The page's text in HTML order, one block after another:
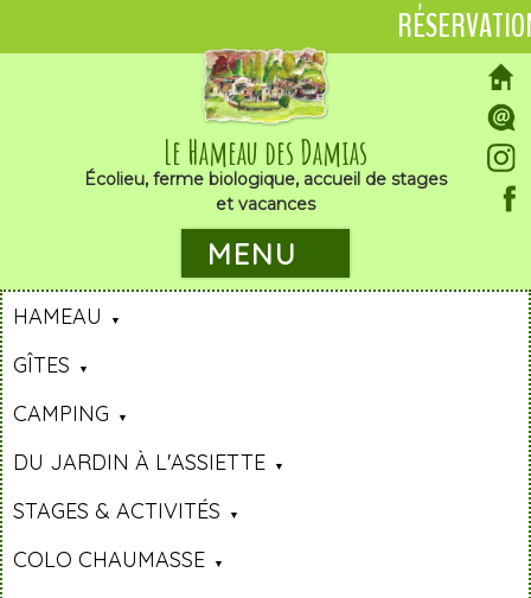
Le Hameau des Damias
Écolieu, ferme biologique, accueil de stages
et vacances
MENU
HAMEAU
GÎTES
CAMPING
DU JARDIN À L'ASSIETTE
STAGES & ACTIVITÉS
COLO CHAUMASSE